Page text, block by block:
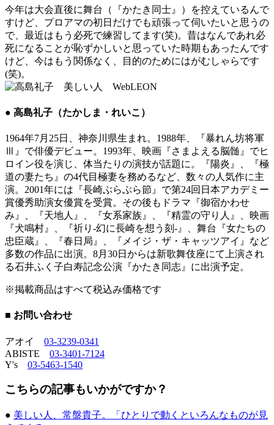
今年は大会直後に舞台（『かたき同士』）を控えているんで
すけど、プロアマの初日だけでも頑張って伺いたいと思うの
で、最近はもう必死で練習してます(笑)。昔はなんであれ必
死になることが恥ずかしいと思っていた時期もあったんです
けど、今はもう関係なく、目的のためにはがむしゃらです
(笑)。
● 高島礼子（たかしま・れいこ）
1964年7月25日、神奈川県生まれ。1988年、『暴れん坊将軍
Ⅲ』で俳優デビュー。1993年、映画『さまよえる脳髄』でヒ
ロイン役を演じ、体当たりの演技が話題に。『陽炎』、『極
道の妻たち』の4代目極妻を務めるなど、数々の人気作に主
演。2001年には『長崎ぶらぶら節』で第24回日本アカデミー
賞優秀助演女優賞を受賞。その後もドラマ『御宿かわせ
み』、『天地人』、『女系家族』、『精霊の守り人』、映画
『犬鳴村』、『祈り-幻に長崎を想う刻-』、舞台『女たちの
忠臣蔵』、『春日局』、『メイジ・ザ・キャッツアイ』など
多数の作品に出演。8月30日からは新歌舞伎座にて上演され
る石井ふく子白寿記念公演『かたき同志』に出演予定。
※掲載商品はすべて税込み価格です
■ お問い合わせ
アオイ 03-3239-0341
ABISTE 03-3401-7124
Y's 03-5463-1540
こちらの記事もいかがですか？
● 美しい人、常盤貴子。「ひとりで動くといろんなものが見